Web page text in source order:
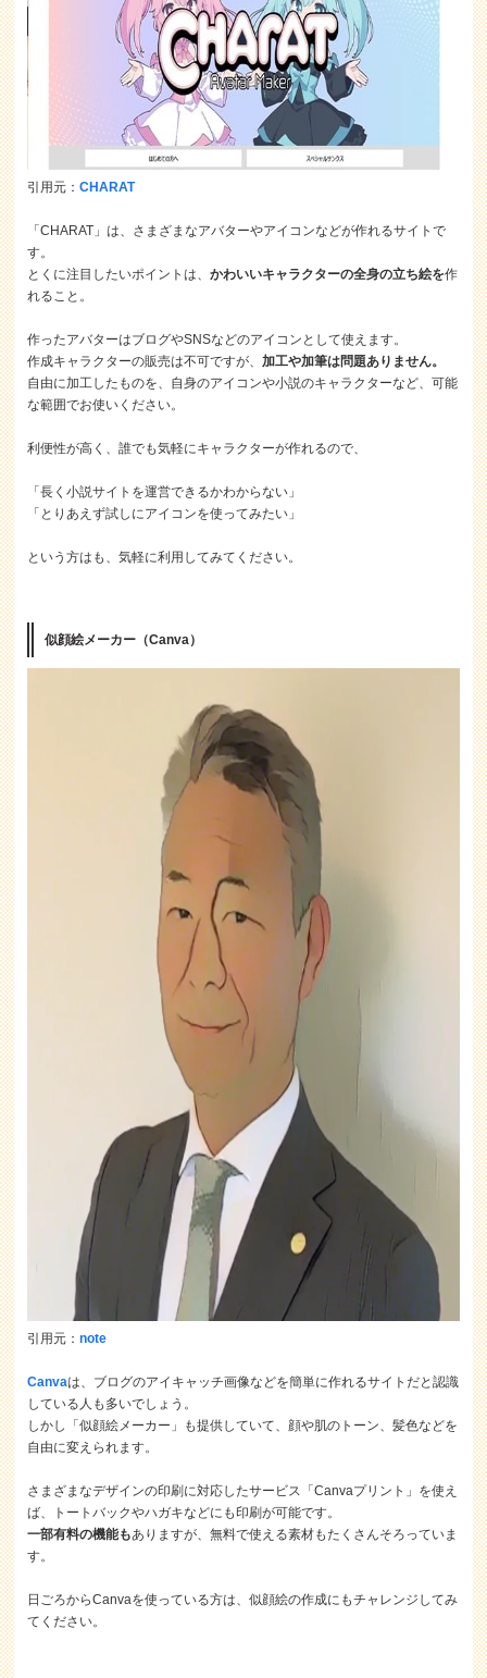
引用元：CHARAT
「CHARAT」は、さまざまなアバターやアイコンなどが作れるサイトで
す。
とくに注目したいポイントは、かわいいキャラクターの全身の立ち絵を作
れること。
作ったアバターはブログやSNSなどのアイコンとして使えます。
作成キャラクターの販売は不可ですが、加工や加筆は問題ありません。
自由に加工したものを、自身のアイコンや小説のキャラクターなど、可能
な範囲でお使いください。
利便性が高く、誰でも気軽にキャラクターが作れるので、
「長く小説サイトを運営できるかわからない」
「とりあえず試しにアイコンを使ってみたい」
という方はも、気軽に利用してみてください。
似顔絵メーカー（Canva）
引用元：note
Canvaは、ブログのアイキャッチ画像などを簡単に作れるサイトだと認識
している人も多いでしょう。
しかし「似顔絵メーカー」も提供していて、顔や肌のトーン、髪色などを
自由に変えられます。
さまざまなデザインの印刷に対応したサービス「Canvaプリント」を使え
ば、トートバックやハガキなどにも印刷が可能です。
一部有料の機能もありますが、無料で使える素材もたくさんそろっていま
す。
日ごろからCanvaを使っている方は、似顔絵の作成にもチャレンジしてみ
てください。